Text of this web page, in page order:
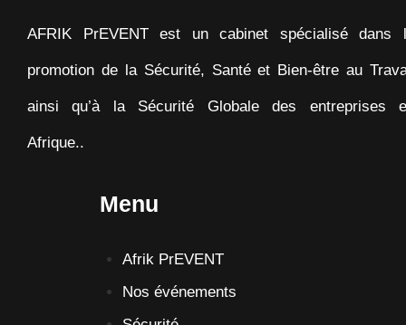
AFRIK PrEVENT est un cabinet spécialisé dans
promotion de la Sécurité, Santé et Bien-être au
ainsi qu’à la Sécurité Globale des entreprises
Afrique..
Menu
Afrik PrEVENT
Nos événements